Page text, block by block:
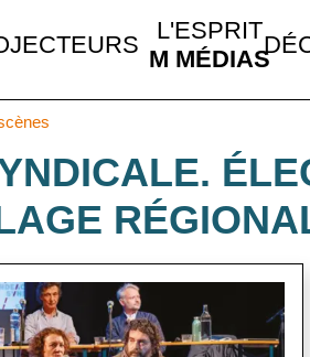
L'ESPRIT
M MÉDIAS